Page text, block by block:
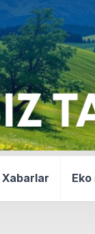
Xabarlar Eko